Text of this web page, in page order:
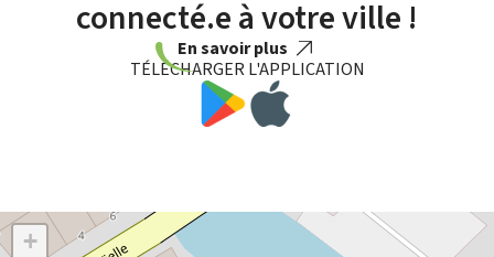
connecté.e à votre ville !
En savoir plus
TÉLÉCHARGER L'APPLICATION
+